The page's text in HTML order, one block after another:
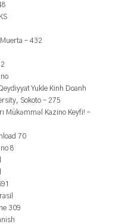
– 432
Yukle Kinh Doanh
Sokoto – 275
Mükəmməl Kazino Keyfi! –
70
8
309